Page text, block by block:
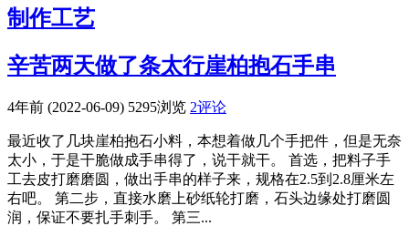
制作工艺
辛苦两天做了条太行崖柏抱石手串
4年前 (2022-06-09) 5295浏览 2评论
最近收了几块崖柏抱石小料，本想着做几个手把件，但是无奈
太小，于是干脆做成手串得了，说干就干。 首选，把料子手
工去皮打磨磨圆，做出手串的样子来，规格在2.5到2.8厘米左
右吧。 第二步，直接水磨上砂纸轮打磨，石头边缘处打磨圆
润，保证不要扎手刺手。 第三...